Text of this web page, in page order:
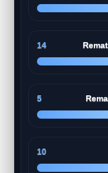
14
5
10